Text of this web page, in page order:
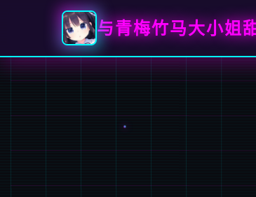
与青梅竹马大小姐